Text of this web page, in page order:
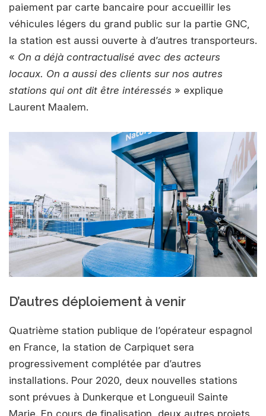
paiement par carte bancaire pour accueillir les
véhicules légers du grand public sur la partie GNC,
la station est aussi ouverte à d’autres transporteurs.
« On a déjà contractualisé avec des acteurs
locaux. On a aussi des clients sur nos autres
stations qui ont dit être intéressés » explique
Laurent Maalem.
D’autres déploiement à venir
Quatrième station publique de l’opérateur espagnol
en France, la station de Carpiquet sera
progressivement complétée par d’autres
installations. Pour 2020, deux nouvelles stations
sont prévues à Dunkerque et Longueuil Sainte
Marie. En cours de finalisation, deux autres projets